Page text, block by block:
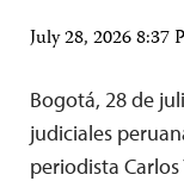
July 28, 2026 8:37
Bogotá, 28 de
judiciales
periodista